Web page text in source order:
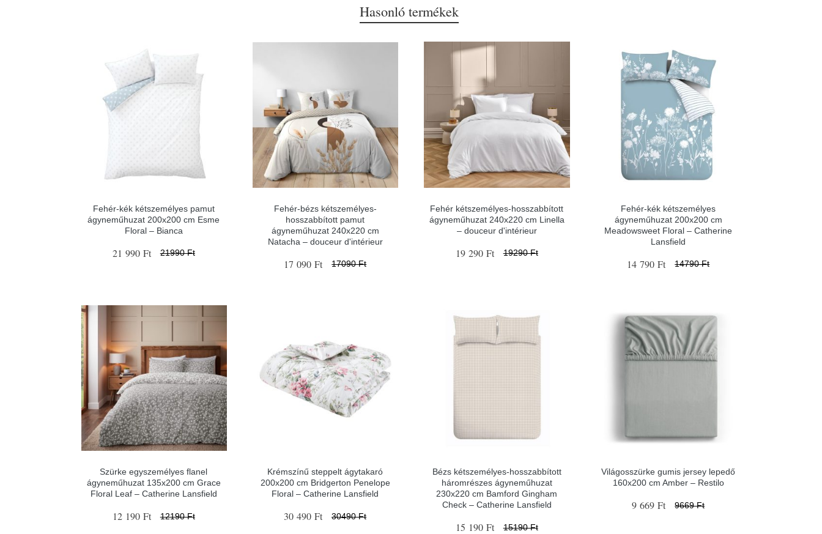
Hasonló termékek
Fehér-kék kétszemélyes pamut
ágyneműhuzat 200x200 cm Esme
Floral – Bianca
21 990 Ft 21990 Ft
Fehér-bézs kétszemélyes-
hosszabbított pamut
ágyneműhuzat 240x220 cm
Natacha – douceur d'intérieur
17 090 Ft 17090 Ft
Fehér kétszemélyes-hosszabbított
ágyneműhuzat 240x220 cm Linella
– douceur d'intérieur
19 290 Ft 19290 Ft
Fehér-kék kétszemélyes
ágyneműhuzat 200x200 cm
Meadowsweet Floral – Catherine
Lansfield
14 790 Ft 14790 Ft
Szürke egyszemélyes flanel
ágyneműhuzat 135x200 cm Grace
Floral Leaf – Catherine Lansfield
12 190 Ft 12190 Ft
Krémszínű steppelt ágytakaró
200x200 cm Bridgerton Penelope
Floral – Catherine Lansfield
30 490 Ft 30490 Ft
Bézs kétszemélyes-hosszabbított
háromrészes ágyneműhuzat
230x220 cm Bamford Gingham
Check – Catherine Lansfield
15 190 Ft 15190 Ft
Világosszürke gumis jersey lepedő
160x200 cm Amber – Restilo
9 669 Ft 9669 Ft